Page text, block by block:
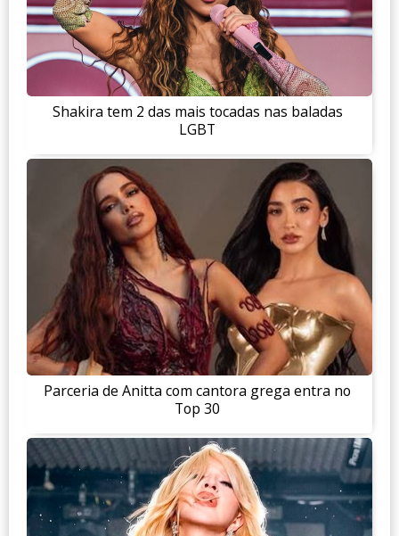
Shakira tem 2 das mais tocadas nas baladas
LGBT
Parceria de Anitta com cantora grega entra no
Top 30